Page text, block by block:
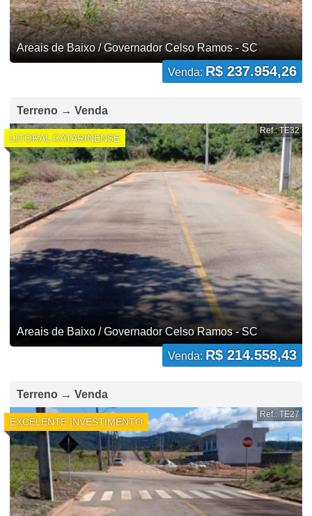
Areais de Baixo / Governador Celso Ramos - SC
Venda: R$ 237.954,26
Terreno → Venda
LITORAL CATARINENSE
Ref.: TE32
Areais de Baixo / Governador Celso Ramos - SC
Venda: R$ 214.558,43
Terreno → Venda
EXCELENTE INVESTIMENTO
Ref.: TE27